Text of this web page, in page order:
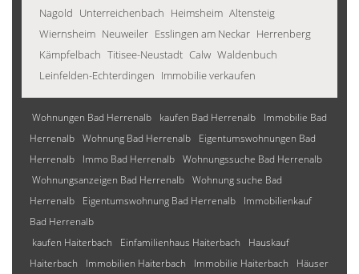
Nagold Unterreichenbach Heimsheim Altensteig
Wiernsheim Neuweiler Esslingen am Neckar Herrenberg
Kämpfelbach Titisee-Neustadt Calw Waldenbuch
Leinfelden-Echterdingen Immobilie verkaufen
Wohnungen Bad Herrenalb kaufen Bad Herrenalb
Immobilie Bad
Herrenalb Wohnung Bad Herrenalb
Eigentumswohnungen Bad
Herrenalb
Immo Bad Herrenalb Wohnungssuche Bad Herrenalb
Wohnungsanzeigen Bad Herrenalb Wohnung suche Bad
Herrenalb
Eigentumswohnung Bad Herrenalb
Immobilienkauf
Bad Herrenalb
kaufen Haiterbach
Einfamilienhaus Haiterbach
Hauskauf
Haiterbach
Immobilien Haiterbach Immobilie Haiterbach
Häuser